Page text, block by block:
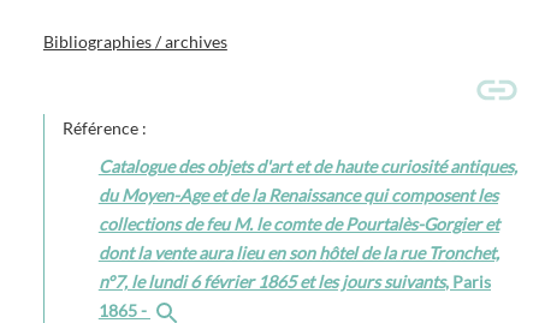
Bibliographies / archives
Référence :
Catalogue des objets d'art et de haute curiosité antiques,
du Moyen-Age et de la Renaissance qui composent les
collections de feu M. le comte de Pourtalès-Gorgier et
dont la vente aura lieu en son hôtel de la rue Tronchet,
n°7, le lundi 6 février 1865 et les jours suivants, Paris
1865 -